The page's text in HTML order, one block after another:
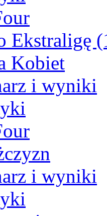
Ekstraligę
Kobiet
i wyniki
i wyniki